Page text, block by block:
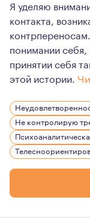
Я уделяю
контакта,
понимании
принятии себя
этой истории.
Для изменений
Мне интересны
Не контролирую